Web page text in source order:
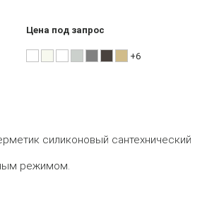
Цена под запрос
+6
режимом.